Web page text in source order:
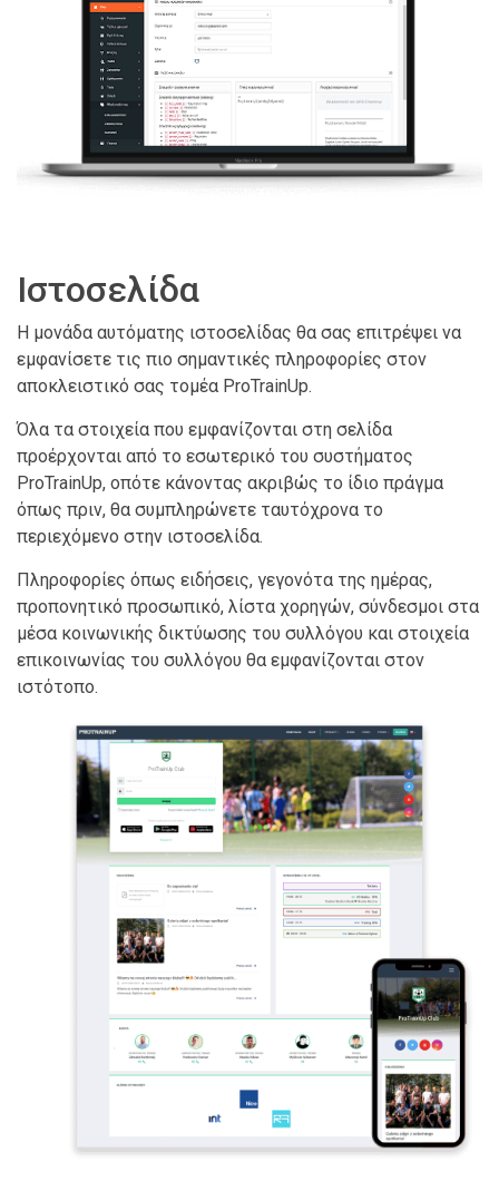
Ιστοσελίδα
Η μονάδα αυτόματης ιστοσελίδας θα σας επιτρέψει να
εμφανίσετε τις πιο σημαντικές πληροφορίες στον
αποκλειστικό σας τομέα ProTrainUp.
Όλα τα στοιχεία που εμφανίζονται στη σελίδα
προέρχονται από το εσωτερικό του συστήματος
ProTrainUp, οπότε κάνοντας ακριβώς το ίδιο πράγμα
όπως πριν, θα συμπληρώνετε ταυτόχρονα το
περιεχόμενο στην ιστοσελίδα.
Πληροφορίες όπως ειδήσεις, γεγονότα της ημέρας,
προπονητικό προσωπικό, λίστα χορηγών, σύνδεσμοι στα
μέσα κοινωνικής δικτύωσης του συλλόγου και στοιχεία
επικοινωνίας του συλλόγου θα εμφανίζονται στον
ιστότοπο.